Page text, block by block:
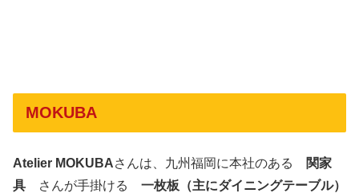
MOKUBA
Atelier MOKUBAさんは、九州福岡に本社のある
関家
具 さんが手掛ける 一枚板（主にダイニングテーブル）